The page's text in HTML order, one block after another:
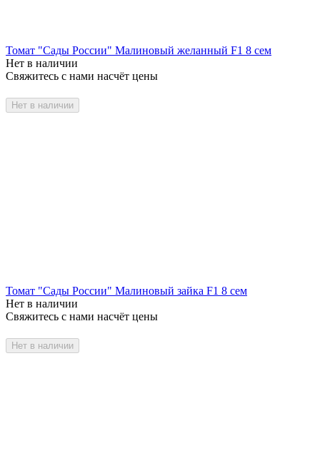
Томат "Сады России" Малиновый желанный F1 8 сем
Нет в наличии
Свяжитесь с нами насчёт цены
Нет в наличии
Томат "Сады России" Малиновый зайка F1 8 сем
Нет в наличии
Свяжитесь с нами насчёт цены
Нет в наличии